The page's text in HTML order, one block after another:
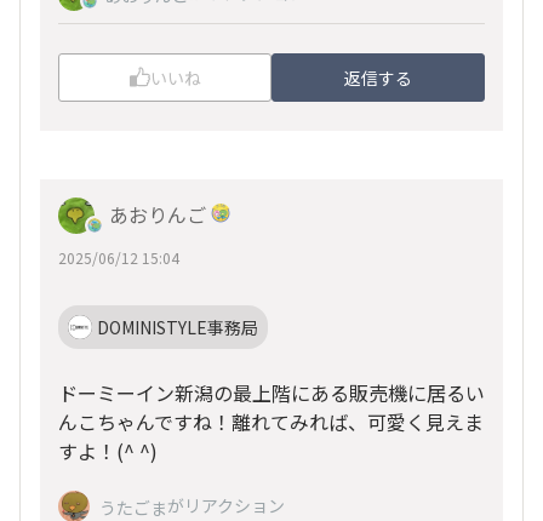
いいね 返信する
あおりんご
2025/06/12 15:04
DOMINISTYLE事務局
ドーミーイン新潟の最上階にある販売機に居るい
んこちゃんですね！離れてみれば、可愛く見えま
すよ！(^ ^)
うたごまがリアクション